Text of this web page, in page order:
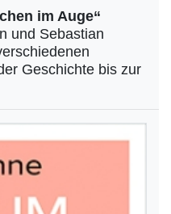
im Auge“
und Sebastian
Geschichte bis zur